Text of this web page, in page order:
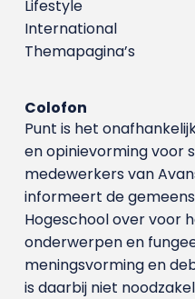
Lifestyle
International
Themapagina’s
Colofon
Punt is het
en opinievorming voor
medewerkers van
informeert de
Hogeschool over voor
onderwerpen en
meningsvorming en
is daarbij niet